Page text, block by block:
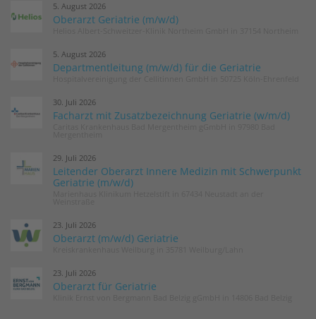
5. August 2026
Oberarzt Geriatrie (m/w/d)
5. August 2026
Departmentleitung (m/w/d) für die Geriatrie
30. Juli 2026
Facharzt mit Zusatzbezeichnung Geriatrie (w/m/d)
29. Juli 2026
Leitender Oberarzt Innere Medizin mit Schwerpunkt
Geriatrie (m/w/d)
23. Juli 2026
Oberarzt (m/w/d) Geriatrie
23. Juli 2026
Oberarzt für Geriatrie